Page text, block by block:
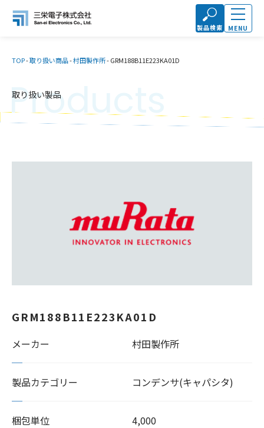
製品検索 MENU
TOP-取り扱い商品-村田製作所-GRM188B11E223KA01D
取り扱い製品
Products
GRM188B11E223KA01D
メーカー 村田製作所
製品カテゴリー コンデンサ(キャパシタ)
梱包単位 4,000